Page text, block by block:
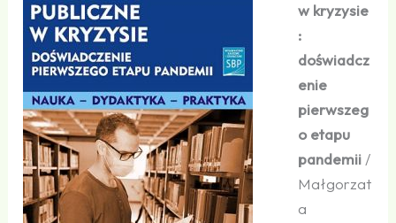
w kryzysie
:
doświadcz
enie
pierwszeg
o etapu
pandemii /
Małgorzat
a